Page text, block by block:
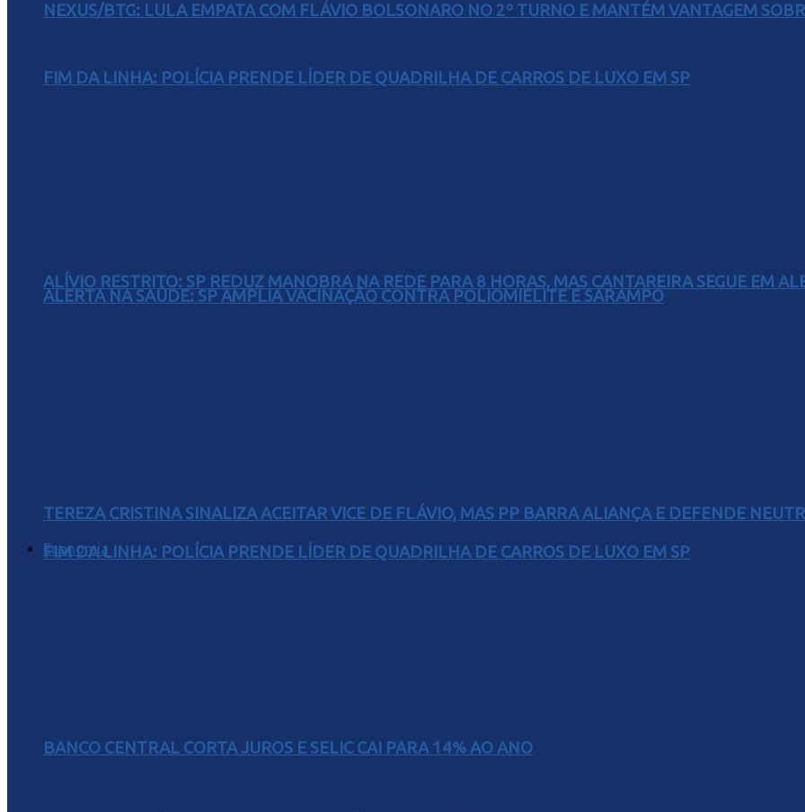
NEXUS/BTG: LULA EMPATA COM FLÁVIO BOLSONARO NO 2º TURNO E MANTÉM VANTAGEM
ALÍVIO RESTRITO: SP REDUZ MANOBRA NA REDE PARA 8 HORAS, MAS CANTAREIRA SEGUE EM
FIM DA LINHA: POLÍCIA PRENDE LÍDER DE QUADRILHA DE CARROS DE LUXO EM SP
FIM DA LINHA: POLÍCIA PRENDE LÍDER DE QUADRILHA DE CARROS DE LUXO EM SP
ALERTA NA SAÚDE: SP AMPLIA VACINAÇÃO CONTRA POLIOMIELITE E SARAMPO
TEREZA CRISTINA SINALIZA ACEITAR VICE DE FLÁVIO, MAS PP BARRA ALIANÇA E DEFENDE
Economia
BANCO CENTRAL CORTA JUROS E SELIC CAI PARA 14% AO ANO